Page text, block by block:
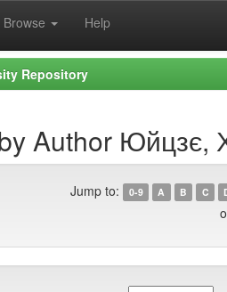
Browse Help
Repository
Author Юйцзє,
Jump to: 0-9 A B C